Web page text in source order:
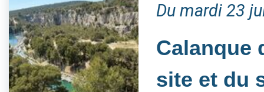
Du mardi 23
Calanque
site et du